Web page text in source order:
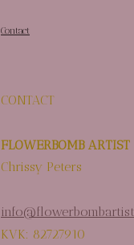
Contact
CONTACT
FLOWERBOMB ARTIST
Chrissy Peters
KVK: 82727910